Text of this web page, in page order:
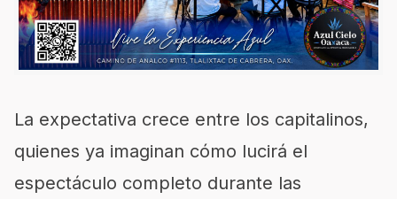
La expectativa crece entre los capitalinos,
quienes ya imaginan cómo lucirá el
espectáculo completo durante las